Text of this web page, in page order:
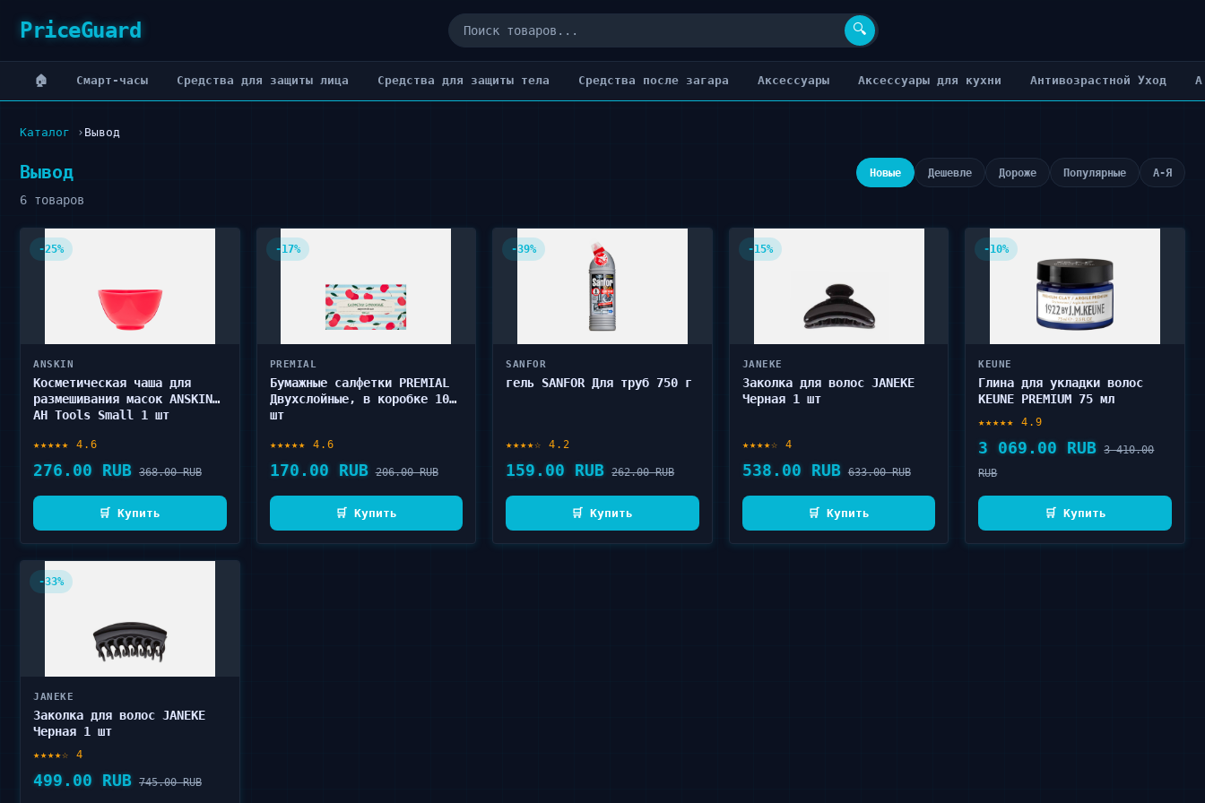
PriceGuard 🔍
🏠 Cмарт-часы Cредства для защиты лица Cредства для защиты тела Cредства после загара Аксессуары Аксессуары для кухни Антивозрастной Уход
Каталог Вывод
Вывод
6 товаров
Новые Дешевле Дороже Популярные А-Я
-25%
ANSKIN
Косметическая чаша для
размешивания масок ANSKIN
AH Tools Small 1 шт
★★★★★ 4.6
276.00 RUB 368.00 RUB
🛒 Купить
-17%
PREMIAL
Бумажные салфетки PREMIAL
Двухслойные, в коробке 100
шт
★★★★★ 4.6
170.00 RUB 206.00 RUB
🛒 Купить
-39%
SANFOR
гель SANFOR Для труб 750 г
★★★★☆ 4.2
159.00 RUB 262.00 RUB
🛒 Купить
-15%
JANEKE
Заколка для волос JANEKE
Черная 1 шт
★★★★☆ 4
538.00 RUB 633.00 RUB
🛒 Купить
-10%
KEUNE
Глина для укладки волос
KEUNE PREMIUM 75 мл
★★★★★ 4.9
3 069.00 RUB 3 410.00
RUB
🛒 Купить
-33%
JANEKE
Заколка для волос JANEKE
Черная 1 шт
★★★★☆ 4
499.00 RUB 745.00 RUB